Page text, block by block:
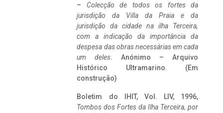
– Colecção de todos os fortes da
jurisdição da Villa da Praia e da
jurisdição da cidade na ilha Terceira,
com a indicação da importância da
despesa das obras necessárias em cada
um deles. Anónimo – Arquivo
Histórico Ultramarino. (Em
construção)
Boletim do IHIT, Vol. LIV, 1996,
Tombos dos Fortes da Ilha Terceira, por